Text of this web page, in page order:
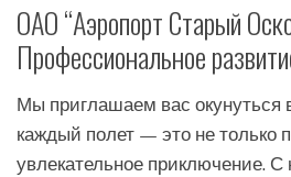
ОАО “Аэропорт Старый
Профессиональное
Мы приглашаем вас окунуться
каждый полет — это не только
увлекательное приключение.